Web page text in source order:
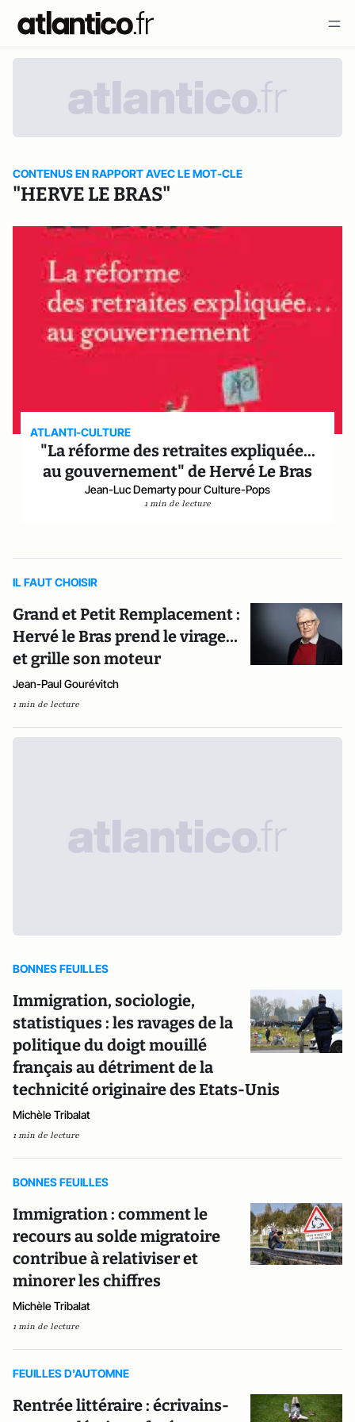
CONTENUS EN RAPPORT AVEC LE MOT-CLE
"HERVE LE BRAS"
ATLANTI-CULTURE
"La réforme des retraites expliquée...
au gouvernement" de Hervé Le Bras
Jean-Luc Demarty pour Culture-Pops
1 min de lecture
IL FAUT CHOISIR
Grand et Petit Remplacement :
Hervé le Bras prend le virage…
et grille son moteur
Jean-Paul Gourévitch
1 min de lecture
BONNES FEUILLES
Immigration, sociologie,
statistiques : les ravages de la
politique du doigt mouillé
français au détriment de la
technicité originaire des Etats-Unis
Michèle Tribalat
1 min de lecture
BONNES FEUILLES
Immigration : comment le
recours au solde migratoire
contribue à relativiser et
minorer les chiffres
Michèle Tribalat
1 min de lecture
FEUILLES D'AUTOMNE
Rentrée littéraire : écrivains-